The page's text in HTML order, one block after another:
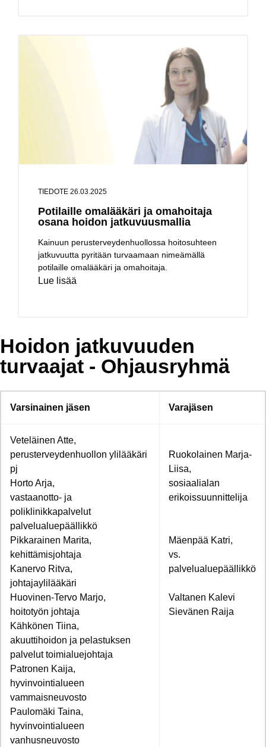
TIEDOTE 26.03.2025
Potilaille omalääkäri ja omahoitaja
osana hoidon jatkuvuusmallia
Kainuun perusterveydenhuollossa hoitosuhteen
jatkuvuutta pyritään turvaamaan nimeämällä
potilaille omalääkäri ja omahoitaja.
Lue lisää
Hoidon jatkuvuuden
turvaajat - Ohjausryhmä
Varsinainen jäsen Varajäsen
Veteläinen Atte,
perusterveydenhuollon ylilääkäri
pj
Horto Arja,
vastaanotto- ja
poliklinikkapalvelut
palvelualuepäällikkö
Pikkarainen Marita,
kehittämisjohtaja
Kanervo Ritva,
johtajaylilääkäri
Huovinen-Tervo Marjo,
hoitotyön johtaja
Kähkönen Tiina,
akuuttihoidon ja pelastuksen
palvelut toimialuejohtaja
Patronen Kaija,
hyvinvointialueen
vammaisneuvosto
Paulomäki Taina,
hyvinvointialueen
vanhusneuvosto
Ruokolainen Marja-
Liisa,
sosiaalialan
erikoissuunnittelija
Mäenpää Katri,
vs.
palvelualuepäällikkö
Valtanen Kalevi
Sievänen Raija